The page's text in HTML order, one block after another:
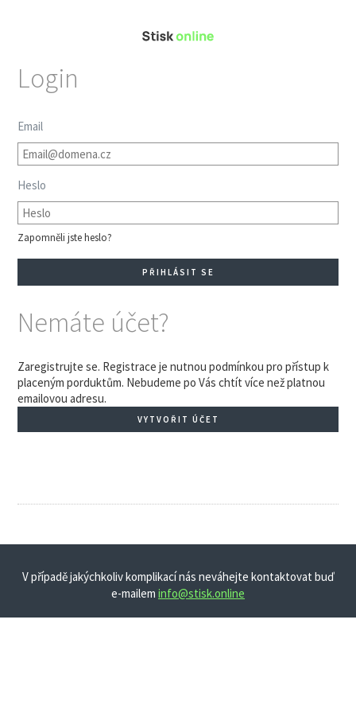
Login
Email
Heslo
Zapomněli jste heslo?
Nemáte účet?
Zaregistrujte se. Registrace je nutnou podmínkou pro přístup k
placeným porduktům. Nebudeme po Vás chtít více než platnou
emailovou adresu.
VYTVOŘIT ÚČET
V případě jakýchkoliv komplikací nás neváhejte kontaktovat buď
e-mailem info@stisk.online